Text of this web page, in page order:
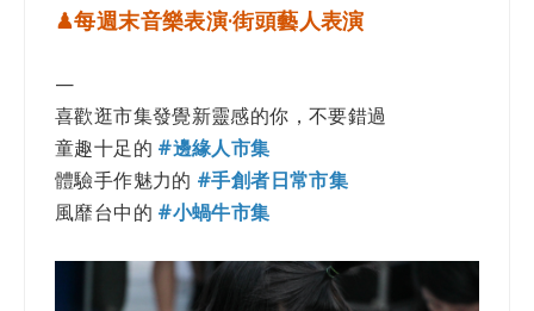
♟每週末音樂表演·街頭藝人表演
—
喜歡逛市集發覺新靈感的你，不要錯過
童趣十足的 #邊緣人市集
體驗手作魅力的 #手創者日常市集
風靡台中的 #小蝸牛市集